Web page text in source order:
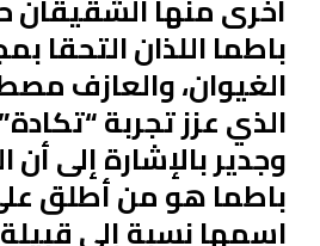
أخرى منها الشقيقان
باطما اللذان التحقا
الغيوان، والعازف
الذي عزز تجربة
وجدير بالإشارة إلى أن
باطما هو من أطلق
اسمها نسبة إلى